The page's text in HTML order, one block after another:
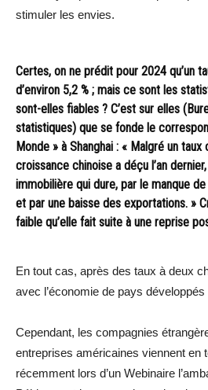
stimuler les envies.
Certes, on ne prédit pour 2024 qu’un
d’environ 5,2 % ; mais ce sont les
sont-elles fiables ? C’est sur elles
statistiques) que se fonde le
Monde » à Shanghai : « Malgré un
croissance chinoise a déçu l’an
immobilière qui dure, par le manque
et par une baisse des exportations. »
faible qu’elle fait suite à une reprise
En tout cas, après des taux à deux
avec l’économie de pays
Cependant, les compagnies
entreprises américaines viennent en
récemment lors d’un Webinaire